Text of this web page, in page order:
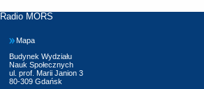
Radio MORS
Mapa
Budynek Wydziału
Nauk Społecznych
ul. prof. Marii Janion 3
80-309 Gdańsk